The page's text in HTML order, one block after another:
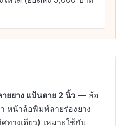
ยยาง แป้นตาย 2 นิ้ว— ล้อ
หน้าล้อพิมพ์ลายร่องยาง
างเดียว) เหมาะใช้กับ